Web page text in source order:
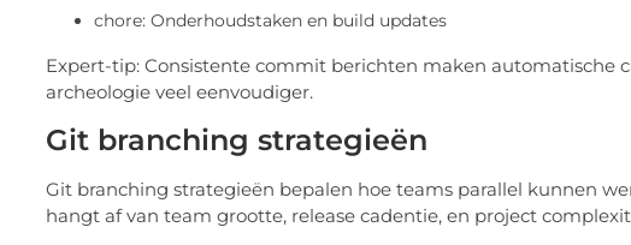
chore: Onderhoudstaken en build updates
Expert-tip: Consistente commit berichten maken automatische
archeologie veel eenvoudiger.
Git branching strategieën
Git branching strategieën bepalen hoe teams parallel kunnen
hangt af van team grootte, release cadentie, en project